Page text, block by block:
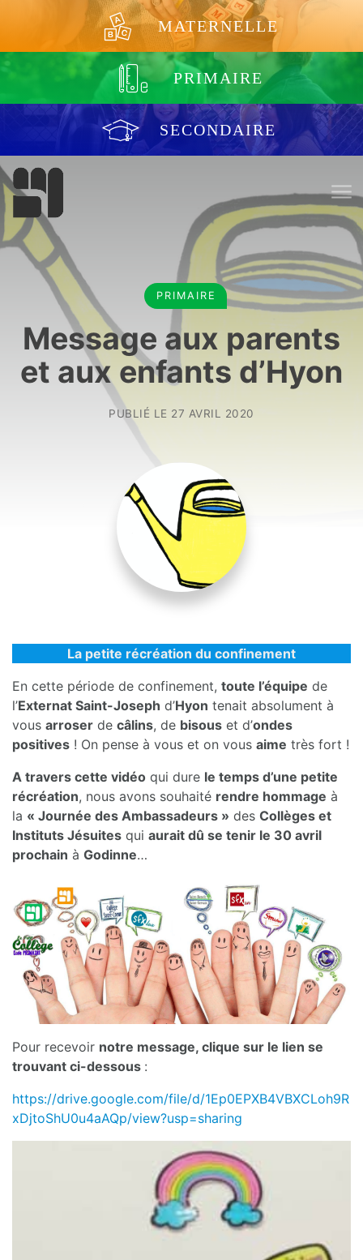
MATERNELLE
PRIMAIRE
SECONDAIRE
PRIMAIRE
Message aux parents
et aux enfants d’Hyon
PUBLIÉ LE 27 AVRIL 2020
La petite récréation du confinement
En cette période de confinement, toute l’équipe de
l’Externat Saint-Joseph d’Hyon tenait absolument à
vous arroser de câlins, de bisous et d’ondes
positives ! On pense à vous et on vous aime très fort !
A travers cette vidéo qui dure le temps d’une petite
récréation, nous avons souhaité rendre hommage à
la « Journée des Ambassadeurs » des Collèges et
Instituts Jésuites qui aurait dû se tenir le 30 avril
prochain à Godinne…
Pour recevoir notre message, clique sur le lien se
trouvant ci-dessous :
https://drive.google.com/file/d/1Ep0EPXB4VBXCLoh9R
xDjtoShU0u4aAQp/view?usp=sharing